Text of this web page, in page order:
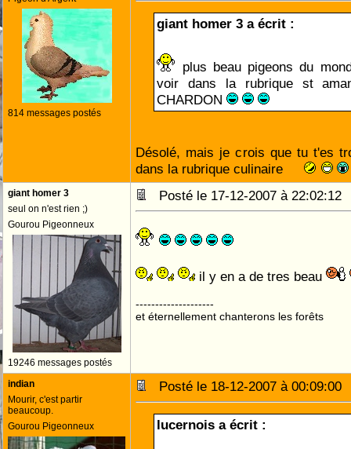
814 messages postés
giant homer 3 a écrit :
plus beau pigeons du
voir dans la rubrique st
CHARDON
Désolé, mais je crois que tu t'es
dans la rubrique culinaire
giant homer 3
seul on n'est rien ;)
Gourou Pigeonneux
19246 messages postés
Posté le 17-12-2007 à
il y en a de tres beau
--------------------
et éternellement chanterons les forêts
indian
Mourir, c'est partir
beaucoup.
Gourou Pigeonneux
Posté le 18-12-2007 à
lucernois a écrit :